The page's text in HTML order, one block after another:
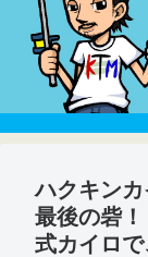
ハクキン
最後の砦
式カイロ